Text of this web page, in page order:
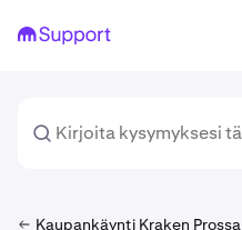
Kaupankäynti Kraken Prossa